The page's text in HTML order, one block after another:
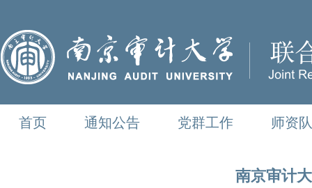
首页 通知公告 党群工作 师资
南京审计